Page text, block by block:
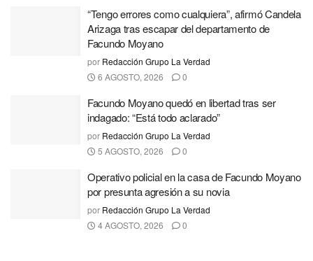
“Tengo errores como cualquiera”, afirmó Candela
Arizaga tras escapar del departamento de
Facundo Moyano
por Redacción Grupo La Verdad
6 AGOSTO, 2026
0
Facundo Moyano quedó en libertad tras ser
indagado: “Está todo aclarado”
por Redacción Grupo La Verdad
5 AGOSTO, 2026
0
Operativo policial en la casa de Facundo Moyano
por presunta agresión a su novia
por Redacción Grupo La Verdad
4 AGOSTO, 2026
0